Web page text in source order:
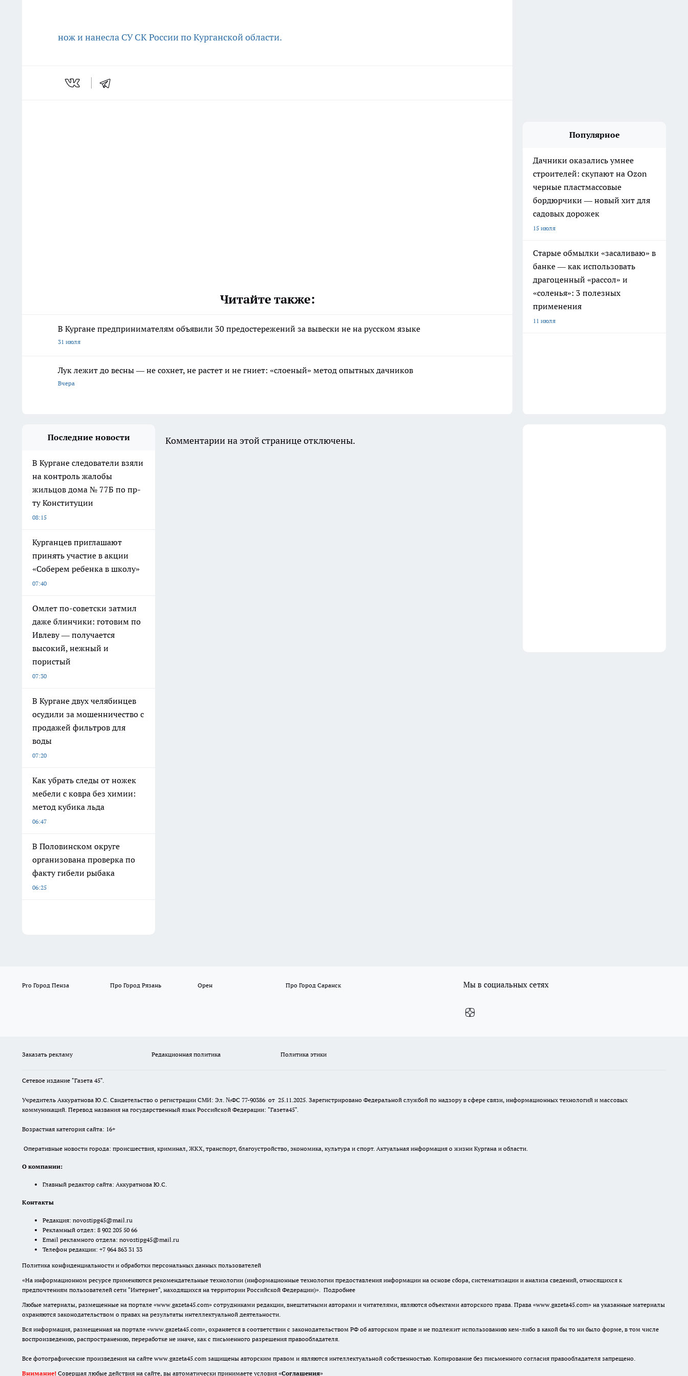
нож и нанесла СУ СК России по Курганской области.
Читайте также:
В Кургане предпринимателям объявили 30 предостережений за вывески не на русском языке
31 июля
Лук лежит до весны — не сохнет, не растет и не гниет: «слоеный» метод опытных дачников
Вчера
Популярное
Дачники оказались умнее
строителей: скупают на Ozon
черные пластмассовые
бордюрчики — новый хит для
садовых дорожек
15 июля
Старые обмылки «засаливаю» в
банке — как использовать
драгоценный «рассол» и
«соленья»: 3 полезных
применения
11 июля
Последние новости
В Кургане следователи взяли
на контроль жалобы
жильцов дома № 77Б по пр-
ту Конституции
08:15
Курганцев приглашают
принять участие в акции
«Соберем ребенка в школу»
07:40
Омлет по-советски затмил
даже блинчики: готовим по
Ивлеву — получается
высокий, нежный и
пористый
07:30
В Кургане двух челябинцев
осудили за мошенничество с
продажей фильтров для
воды
07:20
Как убрать следы от ножек
мебели с ковра без химии:
метод кубика льда
06:47
В Половинском округе
организована проверка по
факту гибели рыбака
06:25
Комментарии на этой странице отключены.
Pro Город Пенза Про Город Рязань Орен Про Город Саранск Мы в социальных сетях
Заказать рекламу Редакционная политика Политика этики
Сетевое издание "Газета 45".
Учредитель Аккуратнова Ю.С. Свидетельство о регистрации СМИ: Эл. №ФС 77-90386 от 25.11.2025. Зарегистрировано Федеральной службой по надзору в сфере связи, информационных технологий и массовых
коммуникаций. Перевод названия на государственный язык Российской Федерации: "Газета45".
Возрастная категория сайта: 16+
Оперативные новости города: происшествия, криминал, ЖКХ, транспорт, благоустройство, экономика, культура и спорт. Актуальная информация о жизни Кургана и области.
О компании:
Главный редактор сайта: Аккуратнова Ю.С.
Контакты
Редакция: novostipg45@mail.ru
Рекламный отдел: 8 902 205 50 66
Email рекламного отдела: novostipg45@mail.ru
Телефон редакции: +7 964 863 31 33
Политика конфиденциальности и обработки персональных данных пользователей
«На информационном ресурсе применяются рекомендательные технологии (информационные технологии предоставления информации на основе сбора, систематизации и анализа сведений, относящихся к
предпочтениям пользователей сети "Интернет", находящихся на территории Российской Федерации)». Подробнее
Любые материалы, размещенные на портале «www.gazeta45.com» сотрудниками редакции, внештатными авторами и читателями, являются объектами авторского права. Права «www.gazeta45.com» на указанные материалы
охраняются законодательством о правах на результаты интеллектуальной деятельности.
Вся информация, размещенная на портале «www.gazeta45.com», охраняется в соответствии с законодательством РФ об авторском праве и не подлежит использованию кем-либо в какой бы то ни было форме, в том числе
воспроизведению, распространению, переработке не иначе, как с письменного разрешения правообладателя.
Все фотографические произведения на сайте www.gazeta45.com защищены авторским правом и являются интеллектуальной собственностью. Копирование без письменного согласия правообладателя запрещено.
Внимание! Совершая любые действия на сайте, вы автоматически принимаете условия «Cоглашения»